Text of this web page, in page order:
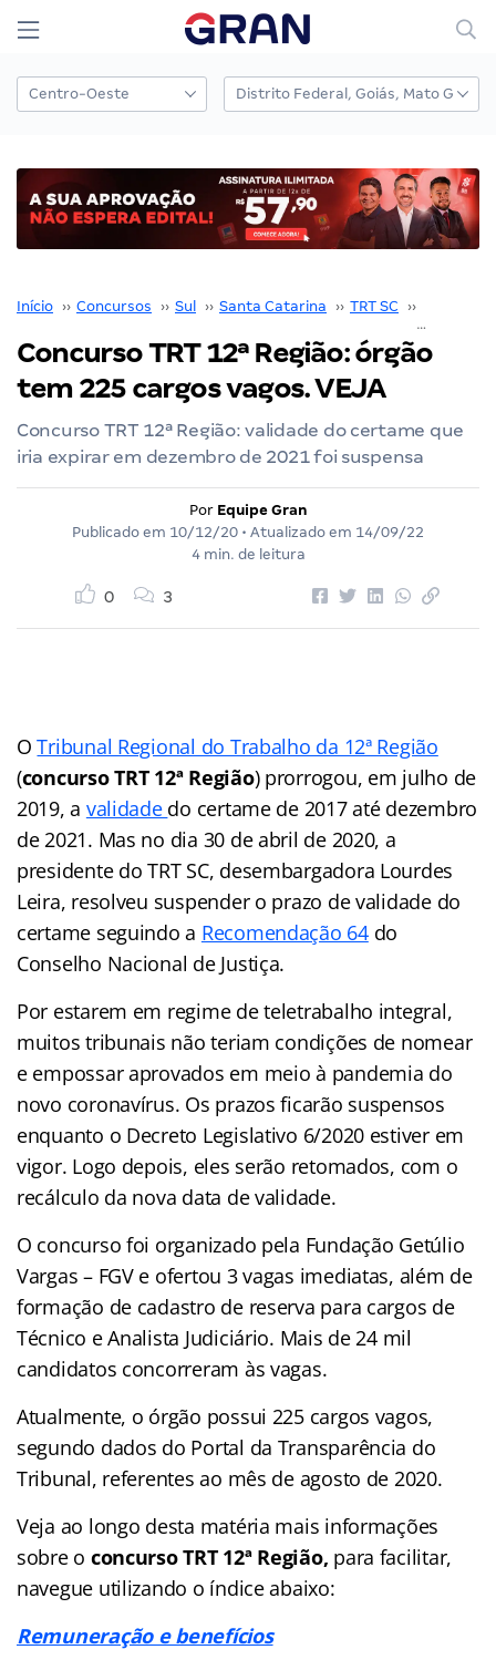
Início ›› Concursos ›› Sul ›› Santa Catarina ›› TRT SC ››
Concurso TRT 12ª Região: órgão
tem 225 cargos vagos. VEJA
Concurso TRT 12ª Região: validade do certame que
iria expirar em dezembro de 2021 foi suspensa
Por Equipe Gran
Publicado em 10/12/20 • Atualizado em 14/09/22
4 min. de leitura
0 3
OTribunal Regional do Trabalho da 12ª Região
(concurso TRT 12ª Região) prorrogou, em julho de
2019, a validade do certame de 2017 até dezembro
de 2021. Mas no dia 30 de abril de 2020, a
presidente do TRT SC, desembargadora Lourdes
Leira, resolveu suspender o prazo de validade do
certame seguindo a Recomendação 64do
Conselho Nacional de Justiça.
Por estarem em regime de teletrabalho integral,
muitos tribunais não teriam condições de nomear
e empossar aprovados em meio à pandemia do
novo coronavírus. Os prazos ficarão suspensos
enquanto o Decreto Legislativo 6/2020 estiver em
vigor. Logo depois, eles serão retomados, com o
recálculo da nova data de validade.
O concurso foi organizado pela Fundação Getúlio
Vargas – FGV e ofertou 3 vagas imediatas, além de
formação de cadastro de reserva para cargos de
Técnico e Analista Judiciário. Mais de 24 mil
candidatos concorreram às vagas.
Atualmente, o órgão possui 225 cargos vagos,
segundo dados do Portal da Transparência do
Tribunal, referentes ao mês de agosto de 2020.
Veja ao longo desta matéria mais informações
sobre o concurso TRT 12ª Região, para facilitar,
navegue utilizando o índice abaixo:
Remuneração e benefícios